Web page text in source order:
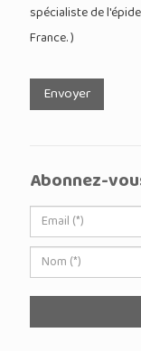
spécialiste de
France. )
Envoyer
Abonnez-